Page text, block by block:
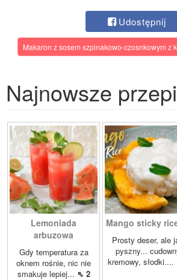
Udostępnij
Makaron z sosem szpinakowo-czosnkowym z
Najnowsze
Lemoniada
arbuzowa
Gdy temperatura za
oknem rośnie, nic nie
smakuje lepiej... ⇖ 2
Mango sticky
Prosty deser, ale
pyszny...
kremowy, słodki....